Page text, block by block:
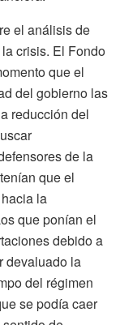
el análisis de
crisis. El Fondo
que el
del gobierno las
reducción del
de la
que el
la
que ponían el
debido a
devaluado la
del régimen
se podía caer